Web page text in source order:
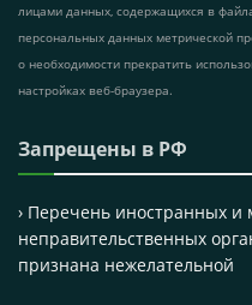
лицами данных, содержащихся в
персональных данных метрической
о необходимости прекратить
настройках веб-браузера.
Запрещены в РФ
› Перечень иностранных
неправительственных
признана нежелательной